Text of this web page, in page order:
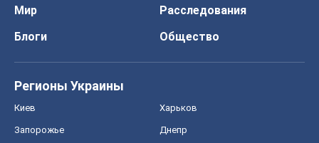
Мир
Расследования
Блоги
Общество
Регионы Украины
Киев Харьков
Запорожье Днепр